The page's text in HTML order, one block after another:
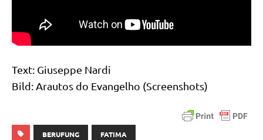
Text: Giu­sep­pe Nardi
Bild: Arau­tos do Evan­gel­ho (Screen­shots)
BERUFUNG FATIMA